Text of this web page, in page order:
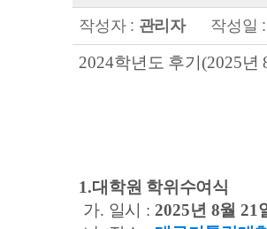
작성자 : 관리자작성일 :
2024학년도 후기 (2025년
1.대학원 학위수여식
가. 일시 : 2025년 8월 21